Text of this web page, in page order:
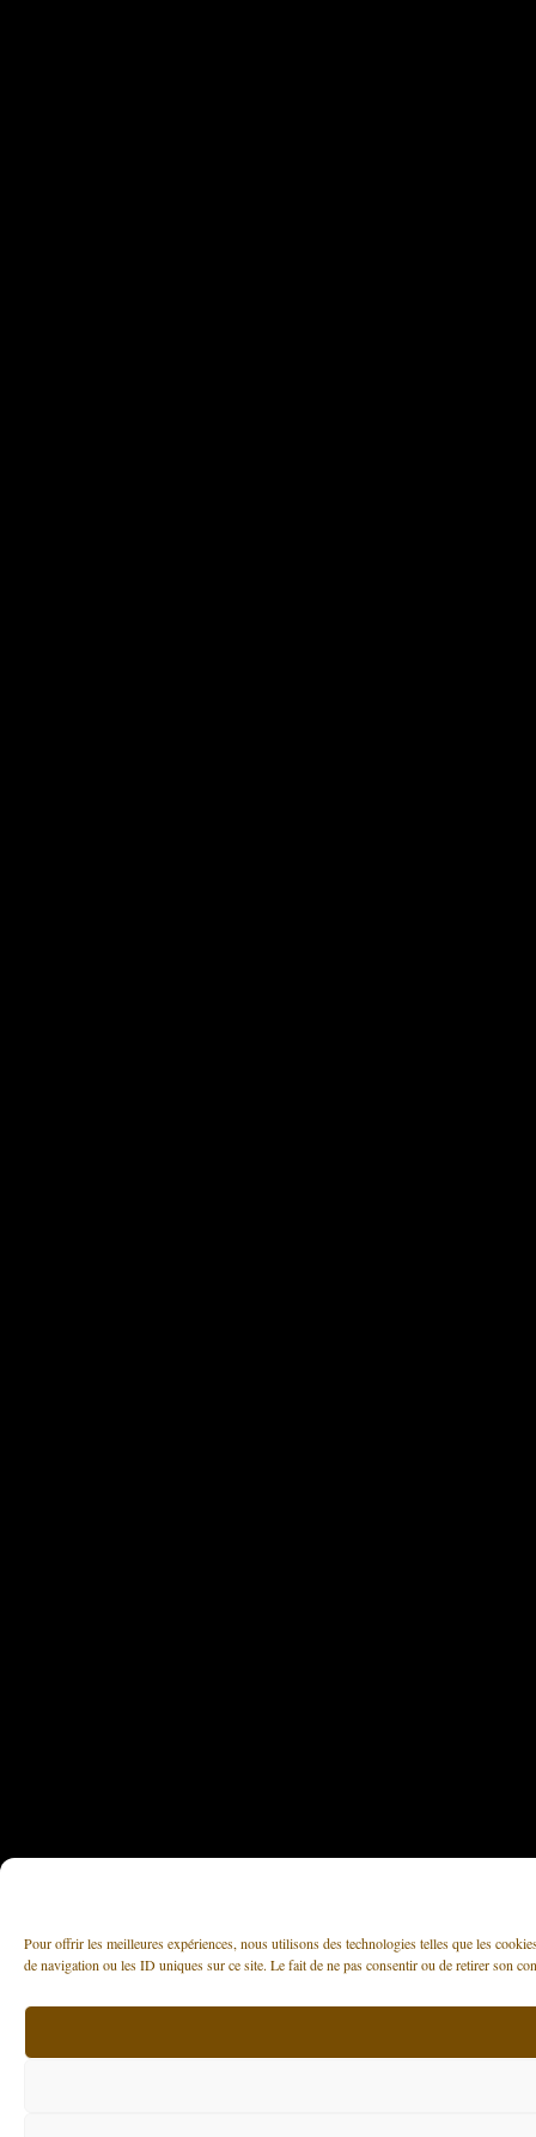
Pour offrir les meilleures expériences, nous utilisons des technologies telles que les
de navigation ou les ID uniques sur ce site. Le fait de ne pas consentir ou de retirer son